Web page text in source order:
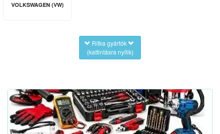
VOLKSWAGEN (VW)
Ritka gyártók
(kattintásra nyílik)